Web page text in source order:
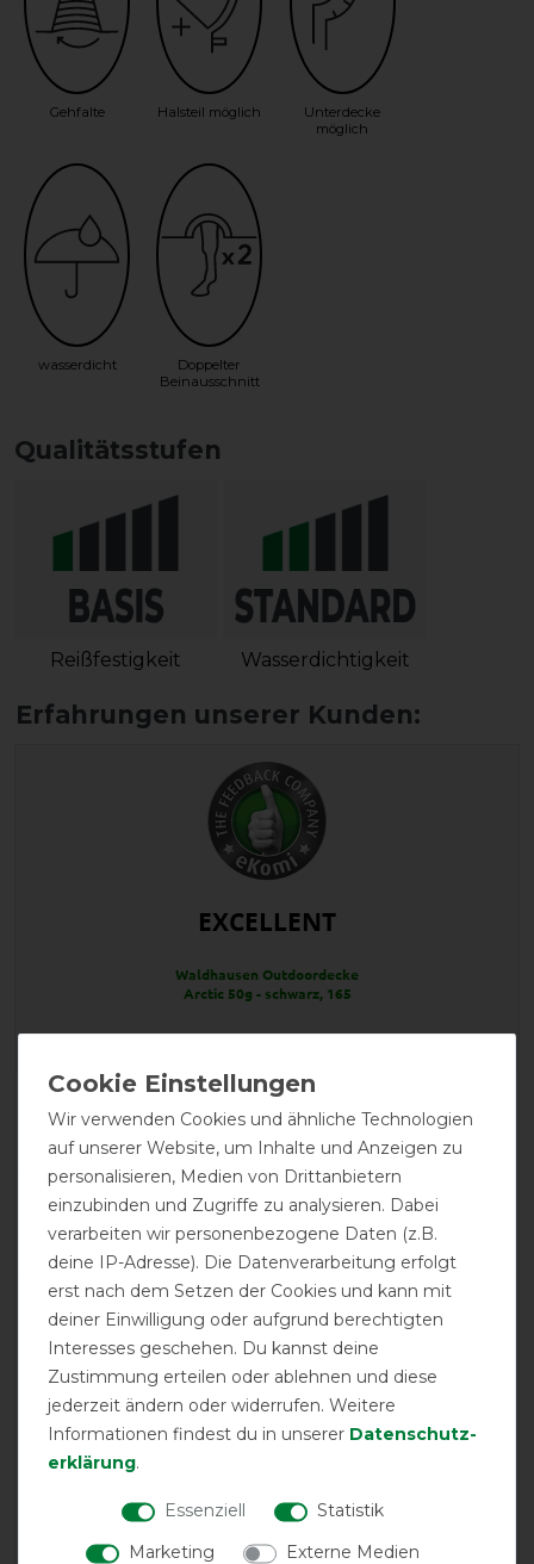
Gehfalte Halsteil möglich
Unterdecke
möglich
wasserdicht
Doppelter
Beinausschnitt
Qualitätsstufen
Reißfestigkeit Wasserdichtigkeit
EXCELLENT
Waldhausen Outdoordecke
Arctic 50g - schwarz, 165
Product Reviews
1
Product Rating
5/5
product experience
calculated from 1 customer reviews
Positive
Negative
0%
Wir verwenden Cookies und ähnliche Technologien
auf unserer Website, um Inhalte und Anzeigen zu
personalisieren, Medien von Drittanbietern
einzubinden und Zugriffe zu analysieren. Dabei
verarbeiten wir personenbezogene Daten (z.B.
deine IP-Adresse). Die Datenverarbeitung erfolgt
erst nach dem Setzen der Cookies und kann mit
deiner Einwilligung oder aufgrund berechtigten
Interesses geschehen. Du kannst deine
Zustimmung erteilen oder ablehnen und diese
jederzeit ändern oder widerrufen. Weitere
Informationen findest du in unserer Daten­schutz­
erklärung.
Essenziell
Statistik
Marketing
Externe Medien